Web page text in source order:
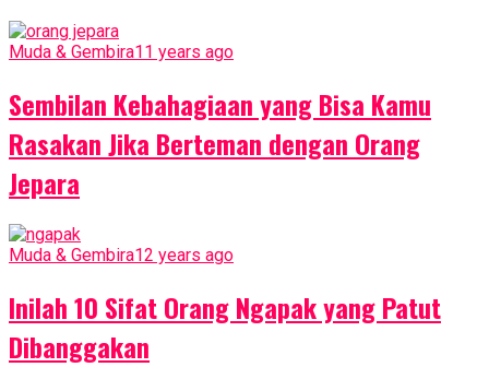
Muda & Gembira11 years ago
Sembilan Kebahagiaan yang Bisa Kamu
Rasakan Jika Berteman dengan Orang
Jepara
Muda & Gembira12 years ago
Inilah 10 Sifat Orang Ngapak yang Patut
Dibanggakan